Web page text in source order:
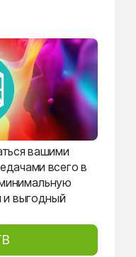
вашими
всего в
выгодный